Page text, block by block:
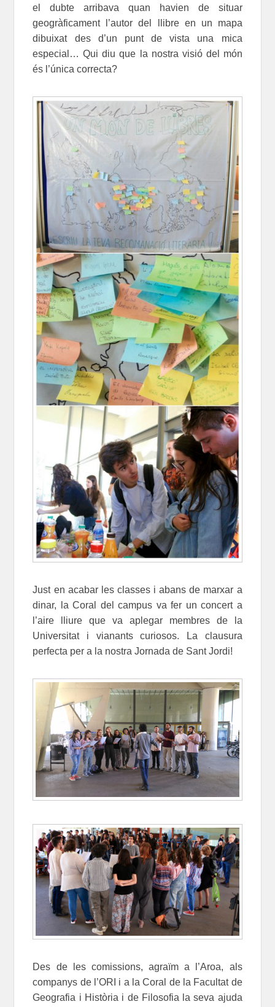
el dubte arribava quan havien de situar
geogràficament l’autor del llibre en un mapa
dibuixat des d’un punt de vista una mica
especial… Qui diu que la nostra visió del món
és l’única correcta?
Just en acabar les classes i abans de marxar a
dinar, la Coral del campus va fer un concert a
l’aire lliure que va aplegar membres de la
Universitat i vianants curiosos. La clausura
perfecta per a la nostra Jornada de Sant Jordi!
Des de les comissions, agraïm a l’Aroa, als
companys de l’ORI i a la Coral de la Facultat de
Geografia i Història i de Filosofia la seva ajuda